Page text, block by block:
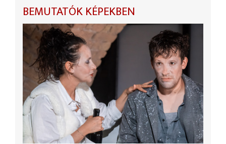
BEMUTATÓK KÉPEKBEN